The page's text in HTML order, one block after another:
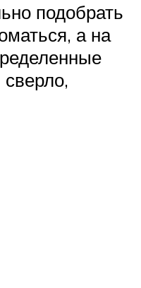
подобрать
а на